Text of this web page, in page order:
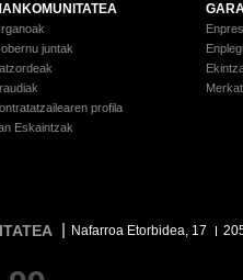
juntak
profila
Eskaintzak
Nafarroa Etorbidea, 17